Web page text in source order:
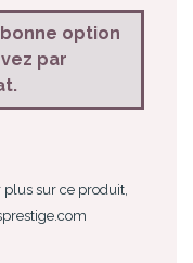
option
par
plus sur ce produit,